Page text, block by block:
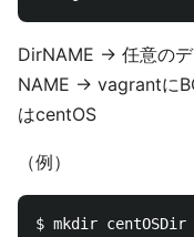
DirNAME -> 任意の
NAME -> vagrantに
はcentOS
（例）
$ mkdir centOSDir